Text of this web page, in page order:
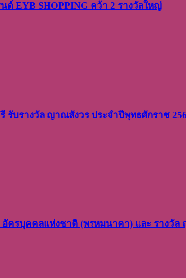
ด์ EYB SHOPPING คว้า 2 รางวัลใหญ่
รับรางวัล ญาณสังวร ประจำปีพุทธศักราช
อัครบุคคลแห่งชาติ (พรหมนาคา) และ รางวัล